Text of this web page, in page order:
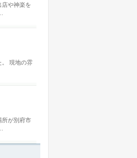
や神楽を
。 現地の雰
所が別府市